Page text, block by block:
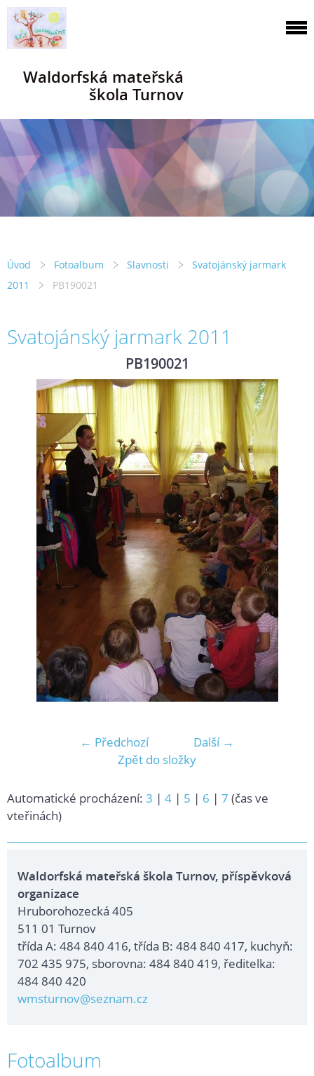
Waldorfská mateřská
škola Turnov
Úvod Fotoalbum Slavnosti
Svatojánský jarmark
2011
PB190021
Svatojánský jarmark 2011
PB190021
← Předchozí
Další →
Zpět do složky
Automatické procházení: 3 | 4 | 5 | 6 | 7 (čas ve
vteřinách)
Waldorfská mateřská škola Turnov, příspěvková
organizace
Hruborohozecká 405
511 01 Turnov
třída A: 484 840 416, třída B: 484 840 417, kuchyň:
702 435 975, sborovna: 484 840 419, ředitelka:
484 840 420
wmsturnov@seznam.cz
Fotoalbum